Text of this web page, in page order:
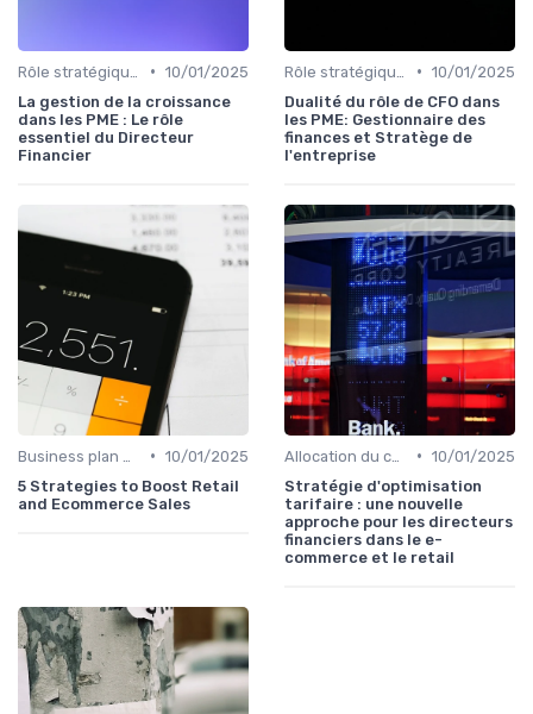
• 10/01/2025
La gestion de la croissance
dans les PME : Le rôle
essentiel du Directeur
Financier
• 10/01/2025
Dualité du rôle de CFO dans
les PME: Gestionnaire des
finances et Stratège de
l'entreprise
• 10/01/2025
5 Strategies to Boost Retail
and Ecommerce Sales
• 10/01/2025
Stratégie d'optimisation
tarifaire : une nouvelle
approche pour les directeurs
financiers dans le e-
commerce et le retail